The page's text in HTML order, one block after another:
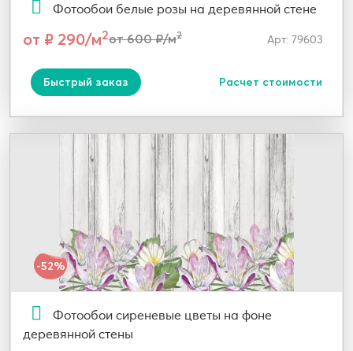
Фотообои белые розы на деревянной стене
от ₽ 290/м2от 600 ₽/м2 Арт: 79603
Быстрый заказ Расчет стоимости
-52%
Фотообои сиреневые цветы на фоне
деревянной стены